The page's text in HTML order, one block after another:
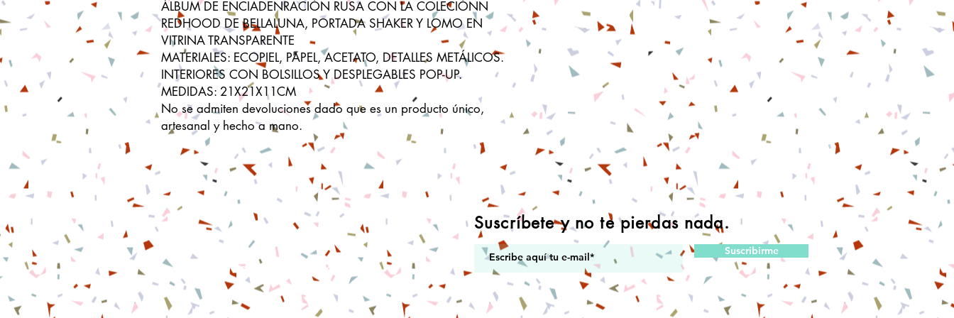
ÁLBUM DE ENCIADENRACIÓN RUSA CON LA COLECIÓNN
REDHOOD DE BELLALUNA, PORTADA SHAKER Y LOMO EN
VITRINA TRANSPARENTE
MATERIALES: ECOPIEL, PAPEL, ACETATO, DETALLES METÁLICOS.
INTERIORES CON BOLSILLOS Y DESPLEGABLES POP-UP.
MEDIDAS: 21X21X11CM
No se admiten devoluciones dado que es un producto único,
artesanal y hecho a mano.
scrapandmew@gmail.com
Suscríbete y no te pierdas nada.
Suscribirme